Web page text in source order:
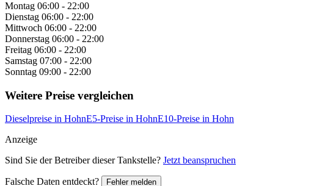
Montag 06:00 - 22:00
Dienstag 06:00 - 22:00
Mittwoch 06:00 - 22:00
Donnerstag 06:00 - 22:00
Freitag 06:00 - 22:00
Samstag 07:00 - 22:00
Sonntag 09:00 - 22:00
Weitere Preise vergleichen
Dieselpreise in HohnE5-Preise in HohnE10-Preise in Hohn
Anzeige
Sind Sie der Betreiber dieser Tankstelle? Jetzt beanspruchen
Falsche Daten entdeckt? Fehler melden